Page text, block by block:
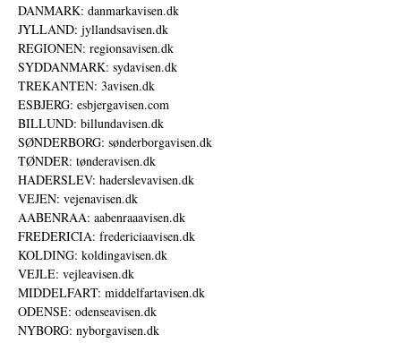
DANMARK: danmarkavisen.dk
JYLLAND: jyllandsavisen.dk
REGIONEN: regionsavisen.dk
SYDDANMARK: sydavisen.dk
TREKANTEN: 3avisen.dk
ESBJERG: esbjergavisen.com
BILLUND: billundavisen.dk
SØNDERBORG: sønderborgavisen.dk
TØNDER: tønderavisen.dk
HADERSLEV: haderslevavisen.dk
VEJEN: vejenavisen.dk
AABENRAA: aabenraaavisen.dk
FREDERICIA: fredericiaavisen.dk
KOLDING: koldingavisen.dk
VEJLE: vejleavisen.dk
MIDDELFART: middelfartavisen.dk
ODENSE: odenseavisen.dk
NYBORG: nyborgavisen.dk